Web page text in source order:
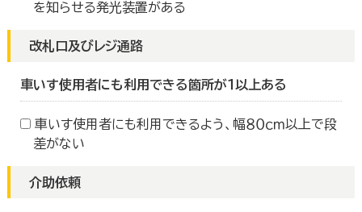
を知らせる発光装置がある
改札口及びレジ通路
車いす使用者にも利用できる箇所が１以上ある
車いす使用者にも利用できるよう、幅８０ｃｍ以上で段
差がない
介助依頼